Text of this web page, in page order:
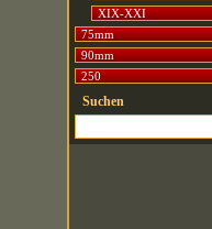
XIX-XXI
75mm
90mm
250
Suchen